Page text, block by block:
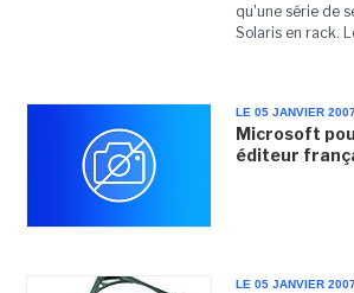
qu'une série de
Solaris en rack.
LE 05 JANVIER
Microsoft
éditeur
LE 05 JANVIER